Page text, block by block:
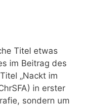
Titel etwas
im Beitrag des
„Nackt im
in erster
sondern um